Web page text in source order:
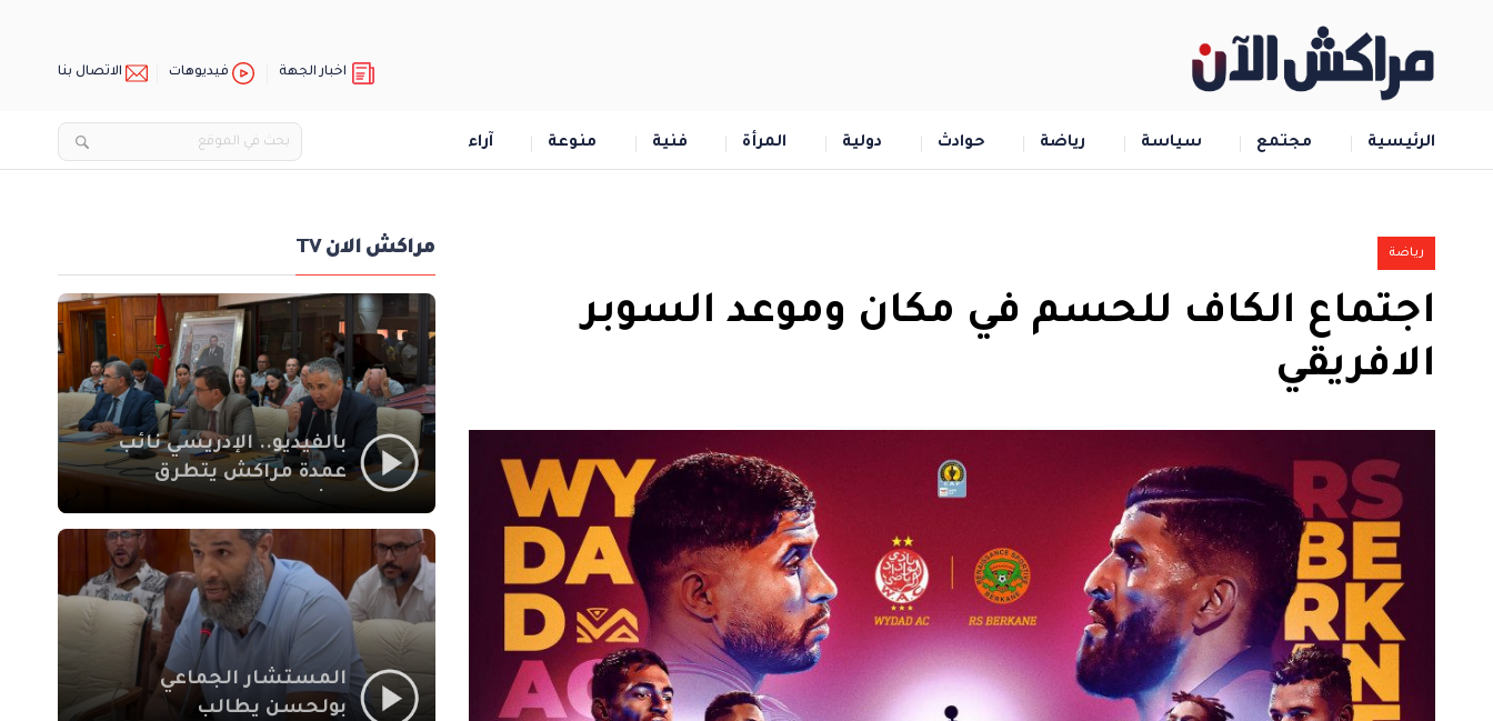
اخبار الجهة فيديوهات الاتصال بنا
الرئيسية مجتمع سياسة رياضة حوادث دولية المرأة فنية منوعة آراء
رياضة
اجتماع الكاف للحسم في مكان وموعد السوبر
الافريقي
مراكش الان TV
بالفيديو.. الإدريسي نائب
عمدة مراكش يتطرق
الاجتماعي في نقل
المحطة الطرقية إلى
العزوزية
المستشار الجماعي
بولحسن يطالب